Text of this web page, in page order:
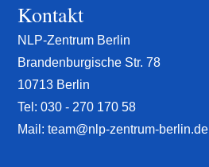
Kontakt
NLP-Zentrum Berlin
Brandenburgische Str. 78
10713 Berlin
Tel:030 - 270 170 58
Mail:team@nlp-zentrum-berlin.de